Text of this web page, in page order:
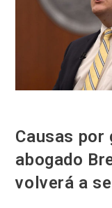
Causas por
abogado
volverá a